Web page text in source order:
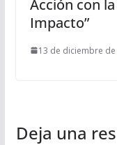
Acción con
Impacto”
13 de diciembre de
Deja una